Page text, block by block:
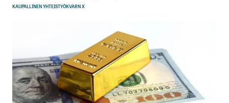
KAUPALLINEN YHTEISTYÖKVARN X